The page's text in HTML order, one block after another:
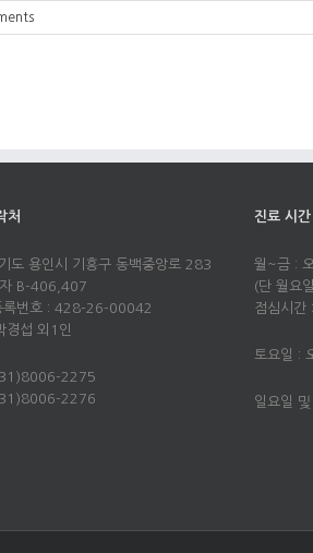
처
도 용인시 기흥구 동백중앙로 283
B-406,407
록번호 : 428-26-00042
경섭 외1인
2275
2276
진료 시간
월~금 :
(단 월요
점심시간
토요일 :
일요일